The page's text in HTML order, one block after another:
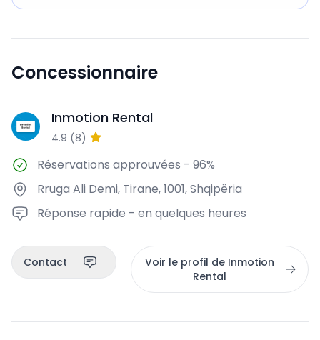
Concessionnaire
IR Inmotion Rental
4.9 (8)
Réservations approuvées - 96%
Rruga Ali Demi, Tirane, 1001, Shqipëria
Réponse rapide - en quelques heures
Contact
Voir le profil de Inmotion
Rental